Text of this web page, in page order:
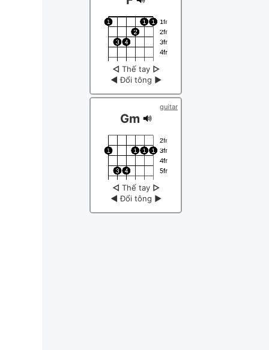
◁ Thế tay ▷
◀ Đổi tông ▶
guitar
Gm
◁ Thế tay ▷
◀ Đổi tông ▶